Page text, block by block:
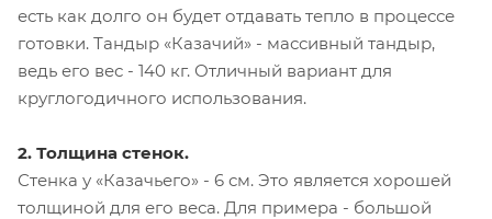
есть как долго он будет отдавать тепло в процессе
готовки. Тандыр «Казачий» - массивный тандыр,
ведь его вес - 140 кг. Отличный вариант для
круглогодичного использования.
2. Толщина стенок.
Стенка у «Казачьего» - 6 см. Это является хорошей
толщиной для его веса. Для примера - большой